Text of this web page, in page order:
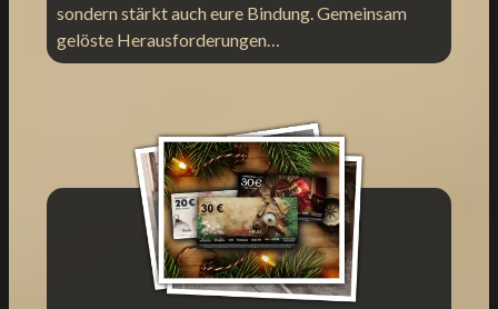
sondern stärkt auch eure Bindung. Gemeinsam
gelöste Herausforderungen…